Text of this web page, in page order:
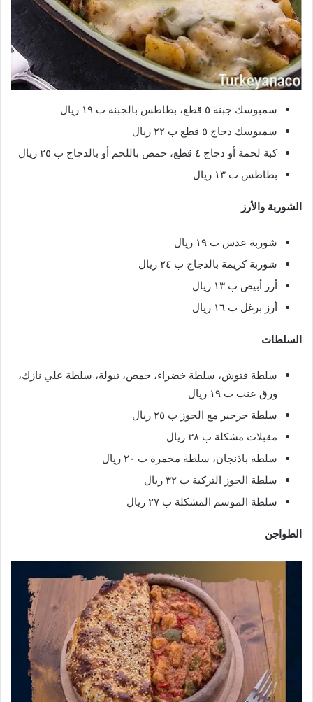
سمبوسك جبنة ٥ قطع، بطاطس بالجبنة ب ١٩ ريال
سمبوسك دجاج ٥ قطع ب ٢٢ ريال
كبة لحمة أو دجاج ٤ قطع، حمص باللحم أو بالدجاج ب ٢٥ ريال
بطاطس ب ١٣ ريال
الشوربة والأرز
شوربة عدس ب ١٩ ريال
شوربة كريمة بالدجاج ب ٢٤ ريال
أرز أبيض ب ١٣ ريال
أرز برغل ب ١٦ ريال
السلطات
سلطة فتوش، سلطة خضراء، حمص، تبولة، سلطة علي نازك،
ورق عنب ب ١٩ ريال
سلطة جرجير مع الجوز ب ٢٥ ريال
مقبلات مشكلة ب ٣٨ ريال
سلطة باذنجان، سلطة محمرة ب ٢٠ ريال
سلطة الجوز التركية ب ٣٢ ريال
سلطة الموسم المشكلة ب ٢٧ ريال
الطواجن